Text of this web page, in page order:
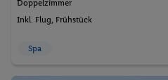
Doppelzimmer
Inkl. Flug, Frühstück
Spa